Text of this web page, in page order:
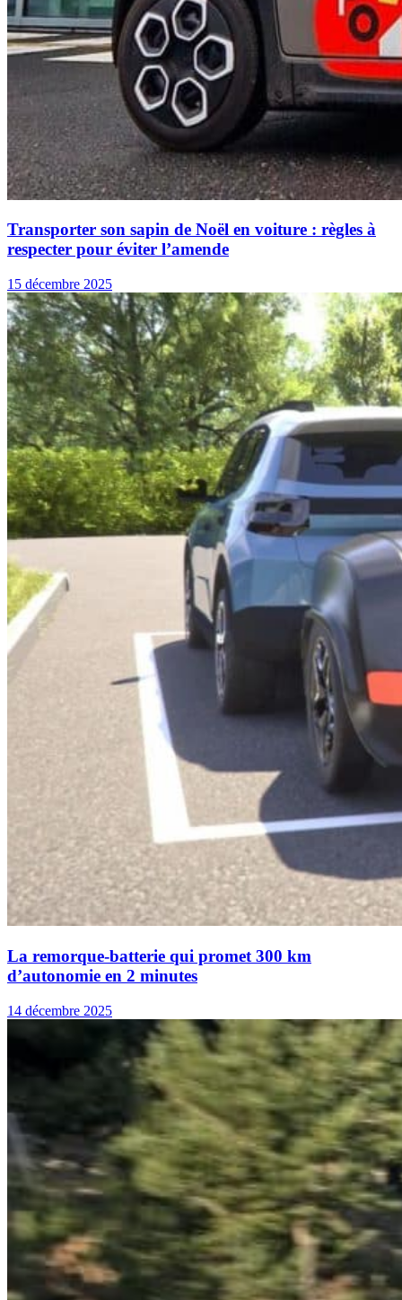
Transporter son sapin de Noël en voiture : règles à
respecter pour éviter l’amende
15 décembre 2025
La remorque-batterie qui promet 300 km
d’autonomie en 2 minutes
14 décembre 2025